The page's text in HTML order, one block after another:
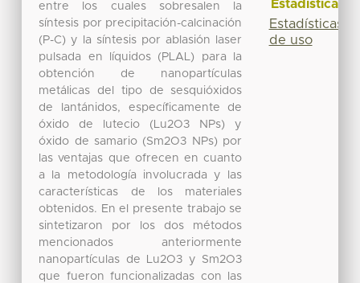
entre los cuales sobresalen la
síntesis por precipitación-calcinación
(P-C) y la síntesis por ablasión laser
pulsada en líquidos (PLAL) para la
obtención de nanopartículas
metálicas del tipo de sesquióxidos
de lantánidos, específicamente de
óxido de lutecio (Lu2O3 NPs) y
óxido de samario (Sm2O3 NPs) por
las ventajas que ofrecen en cuanto
a la metodología involucrada y las
características de los materiales
obtenidos. En el presente trabajo se
sintetizaron por los dos métodos
mencionados anteriormente
nanopartículas de Lu2O3 y Sm2O3
que fueron funcionalizadas con las
Estadísticas
Estadísticas
de uso